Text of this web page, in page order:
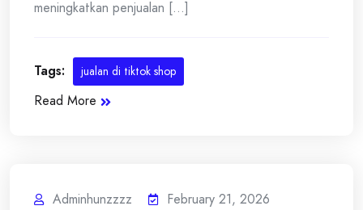
meningkatkan penjualan [...]
Tags: jualan di tiktok shop
Read More
Adminhunzzzz
February 21, 2026